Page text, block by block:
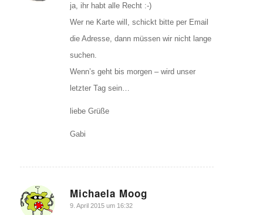
ja, ihr habt alle Recht :-)
Wer ne Karte will, schickt bitte per Email
die Adresse, dann müssen wir nicht lange
suchen.
Wenn’s geht bis morgen – wird unser
letzter Tag sein…
liebe Grüße
Gabi
Michaela Moog
sagte:
9. April 2015 um 16:32